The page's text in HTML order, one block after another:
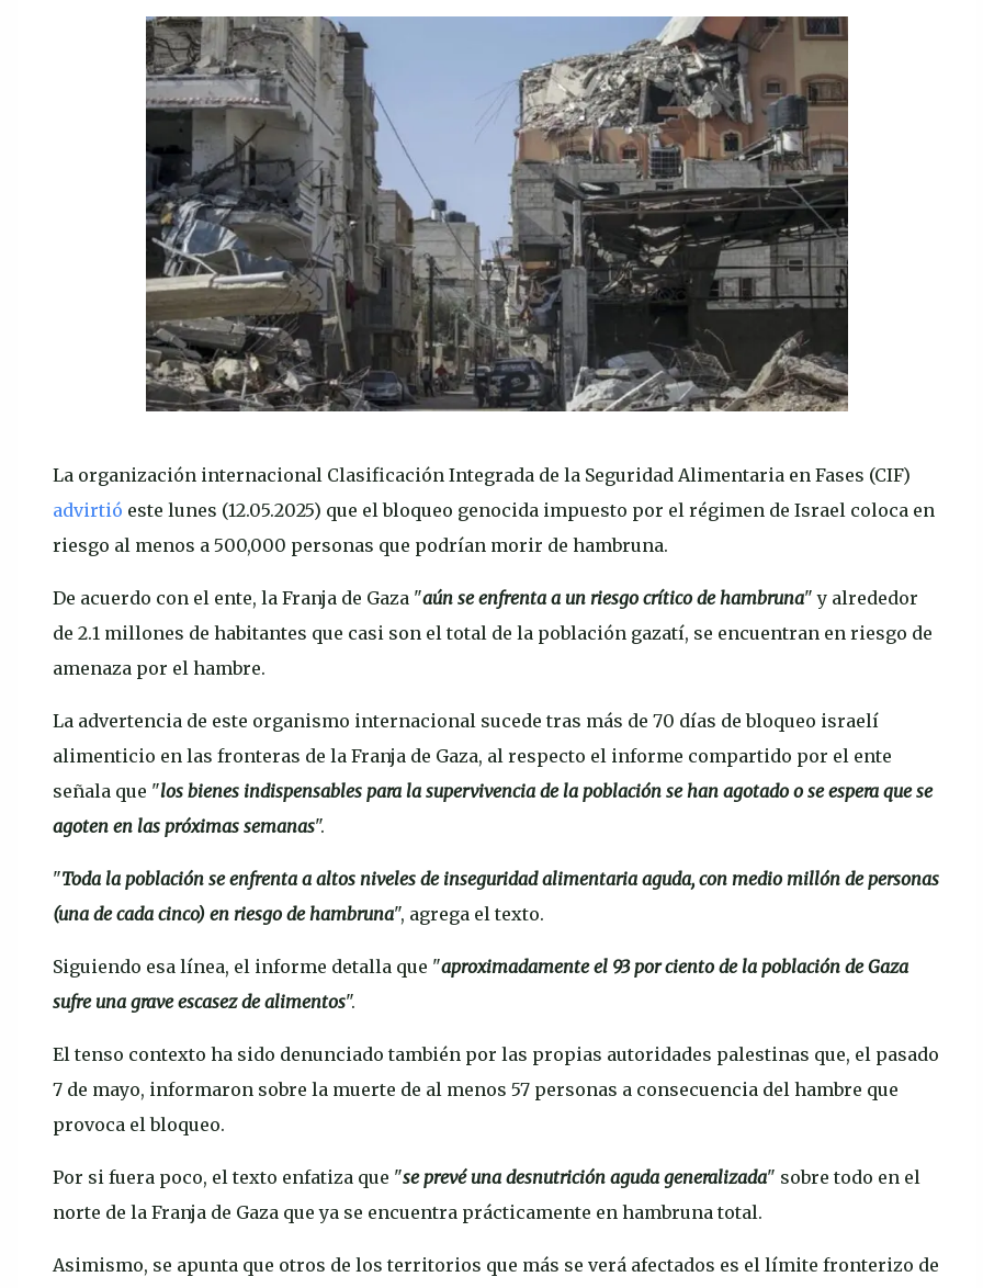
La organización internacional Clasificación Integrada de la Seguridad Alimentaria en Fases (CIF)
advirtió este lunes (12.05.2025) que el bloqueo genocida impuesto por el régimen de Israel coloca en
riesgo al menos a 500,000 personas que podrían morir de hambruna.
De acuerdo con el ente, la Franja de Gaza "aún se enfrenta a un riesgo crítico de hambruna" y alrededor
de 2.1 millones de habitantes que casi son el total de la población gazatí, se encuentran en riesgo de
amenaza por el hambre.
La advertencia de este organismo internacional sucede tras más de 70 días de bloqueo israelí
alimenticio en las fronteras de la Franja de Gaza, al respecto el informe compartido por el ente
señala que "los bienes indispensables para la supervivencia de la población se han agotado o se espera que se
agoten en las próximas semanas".
"Toda la población se enfrenta a altos niveles de inseguridad alimentaria aguda, con medio millón de personas
(una de cada cinco) en riesgo de hambruna", agrega el texto.
Siguiendo esa línea, el informe detalla que "aproximadamente el 93 por ciento de la población de Gaza
sufre una grave escasez de alimentos".
El tenso contexto ha sido denunciado también por las propias autoridades palestinas que, el pasado
7 de mayo, informaron sobre la muerte de al menos 57 personas a consecuencia del hambre que
provoca el bloqueo.
Por si fuera poco, el texto enfatiza que "se prevé una desnutrición aguda generalizada" sobre todo en el
norte de la Franja de Gaza que ya se encuentra prácticamente en hambruna total.
Asimismo, se apunta que otros de los territorios que más se verá afectados es el límite fronterizo de